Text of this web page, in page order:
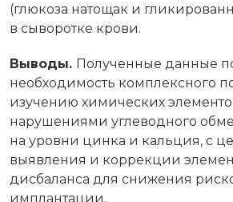
(глюкоза натощак и
в сыворотке крови.
Выводы. Полученные данные
необходимость комплексного
изучению химических
нарушениями углеводного
на уровни цинка и кальция, с
выявления и коррекции
дисбаланса для снижения
имплантации.